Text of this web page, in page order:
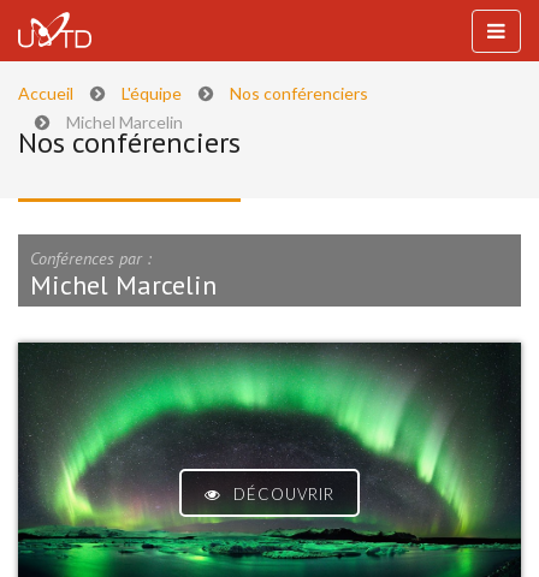
Accueil L'équipe
Nos conférenciers
Michel Marcelin
Nos conférenciers
Conférences par :
Michel Marcelin
DÉCOUVRIR